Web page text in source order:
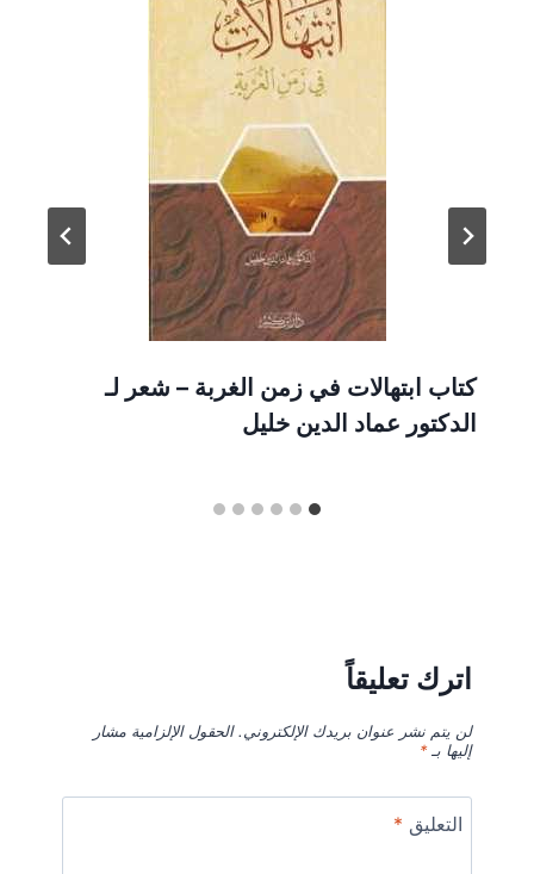
كتاب ابتهالات في زمن الغربة – شعر لـ
الدكتور عماد الدين خليل
اترك تعليقاً
لن يتم نشر عنوان بريدك الإلكتروني. الحقول الإلزامية مشار
إليها بـ*
التعليق *